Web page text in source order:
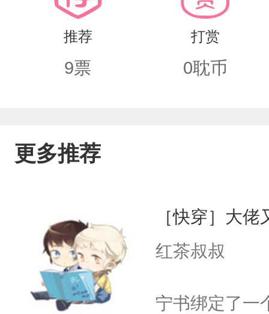
推荐
9票
打赏
0耽币
更多推荐
［快穿］大
红茶叔叔
宁书绑定了一